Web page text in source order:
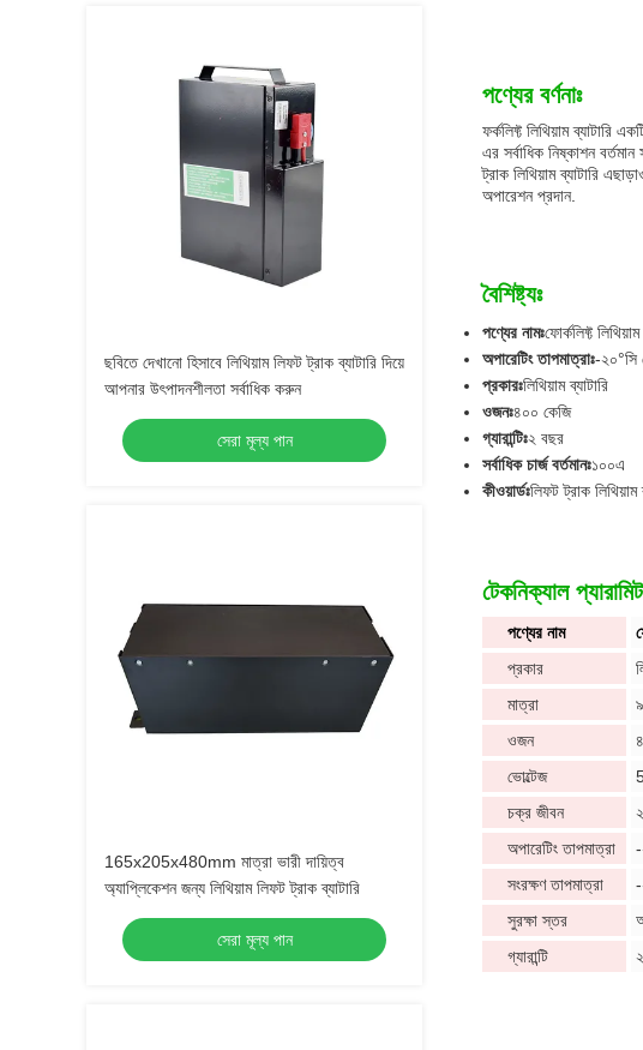
ছবিতে দেখানো হিসাবে লিথিয়াম লিফট ট্রাক ব্যাটারি দিয়ে
আপনার উৎপাদনশীলতা সর্বাধিক করুন
সেরা মূল্য পান
165x205x480mm মাত্রা ভারী দায়িত্ব
অ্যাপ্লিকেশন জন্য লিথিয়াম লিফট ট্রাক ব্যাটারি
সেরা মূল্য পান
পণ্যের বর্ণনাঃ
ফর্কলিফ্ট লিথিয়াম ব্যাটারি
এর সর্বাধিক নিষ্কাশন
ট্রাক লিথিয়াম ব্যাটারি
অপারেশন প্রদান.
বৈশিষ্ট্যঃ
পণ্যের নামঃফোর্কলিফ্ট লিথিয়াম
অপারেটিং তাপমাত্রাঃ-২০°সি
প্রকারঃলিথিয়াম ব্যাটারি
ওজনঃ৪০০ কেজি
গ্যারান্টিঃ২ বছর
সর্বাধিক চার্জ বর্তমানঃ১০০এ
কীওয়ার্ডঃলিফট ট্রাক লিথিয়াম
টেকনিক্যাল
পণ্যের নাম
প্রকার
মাত্রা
ওজন
ভোল্টেজ
চক্র জীবন
অপারেটিং তাপমাত্রা
-
সংরক্ষণ তাপমাত্রা
-
সুরক্ষা স্তর
গ্যারান্টি